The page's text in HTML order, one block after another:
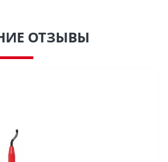
ОТЗЫВЫ